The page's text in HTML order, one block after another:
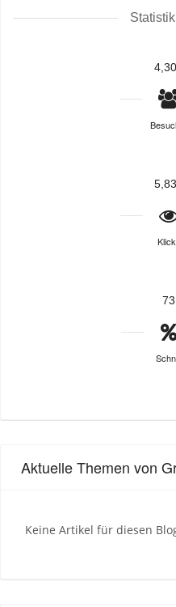
73
Aktuelle Themen von
Keine Artikel für diesen